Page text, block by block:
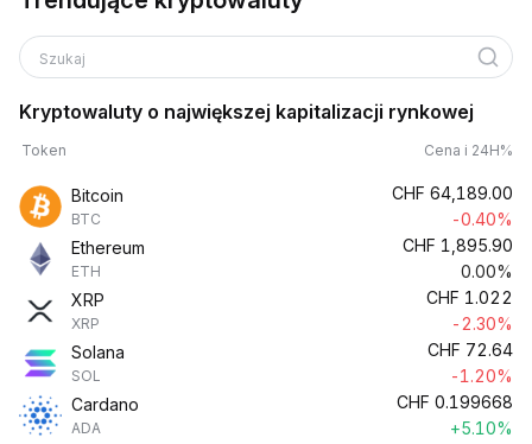
Szukaj
Kryptowaluty o największej kapitalizacji rynkowej
Token Cena i 24H%
Bitcoin
BTC
CHF 64,189.00
-0.40%
Ethereum
ETH
CHF 1,895.90
0.00%
XRP
XRP
CHF 1.022
-2.30%
Solana
SOL
CHF 72.64
-1.20%
Cardano
ADA
CHF 0.199668
+5.10%